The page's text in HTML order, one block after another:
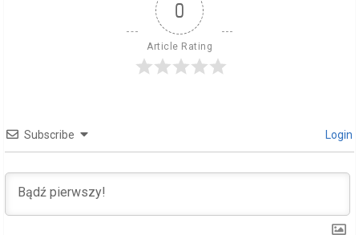
a
d
i
0
Article Rating
Subscribe Login